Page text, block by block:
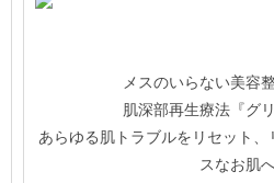
メスのいらない美容
肌深部再生療法『グ
あらゆる肌トラブルをリセット
スなお肌へ